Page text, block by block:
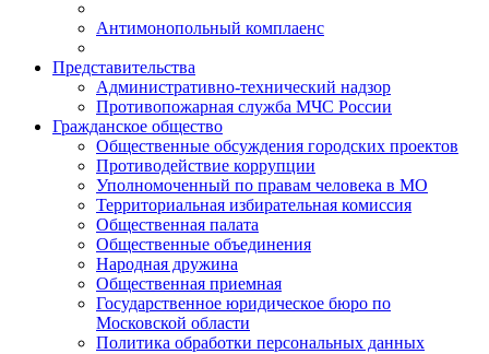
Антимонопольный комплаенс
Представительства
Административно-технический надзор
Противопожарная служба МЧС России
Гражданское общество
Общественные обсуждения городских проектов
Противодействие коррупции
Уполномоченный по правам человека в МО
Территориальная избирательная комиссия
Общественная палата
Общественные объединения
Народная дружина
Общественная приемная
Государственное юридическое бюро по
Московской области
Политика обработки персональных данных